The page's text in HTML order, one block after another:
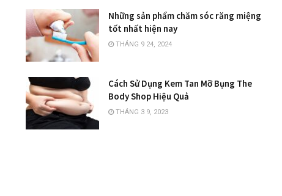
Những sản phẩm chăm sóc răng miệng
tốt nhất hiện nay
THÁNG 9 24, 2024
Cách Sử Dụng Kem Tan Mỡ Bụng The
Body Shop Hiệu Quả
THÁNG 3 9, 2023